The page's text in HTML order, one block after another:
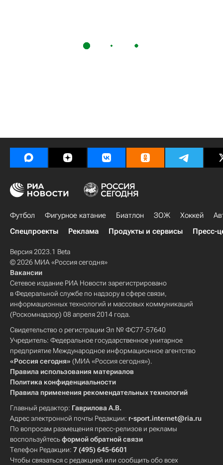
Футбол Фигурное катание Биатлон ЗОЖ Хоккей
Спецпроекты
Реклама Продукты и сервисы Пресс-
Версия 2023.1 Beta
© 2026 МИА «Россия сегодня»
Вакансии
Сетевое издание РИА Новости зарегистрировано
в Федеральной службе по надзору в сфере связи,
информационных технологий и массовых коммуникаций
(Роскомнадзор) 08 апреля 2014 года.
Свидетельство о регистрации Эл № ФС77-57640
Учредитель: Федеральное государственное унитарное
предприятие Международное информационное агентство
«Россия сегодня» (МИА «Россия сегодня»).
Правила использования материалов
Политика конфиденциальности
Правила применения рекомендательных технологий
Главный редактор: Гаврилова А.В.
Адрес электронной почты Редакции: r-sport.internet@ria.ru
По вопросам размещения пресс-релизов и рекламы
воспользуйтесьформой обратной связи
Телефон Редакции: 7 (495) 645-6601
Чтобы связаться с редакцией или сообщить обо всех